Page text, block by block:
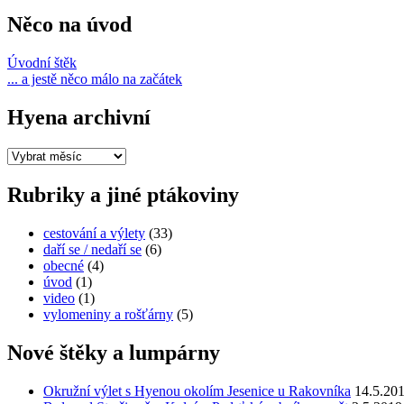
Něco na úvod
Úvodní štěk
... a jestě něco málo na začátek
Hyena archivní
Hyena
Rubriky a jiné ptákoviny
cestování a výlety (33)
daří se / nedaří se (6)
obecné (4)
úvod (1)
video (1)
vylomeniny a rošťárny (5)
Nové štěky a lumpárny
Okružní výlet s Hyenou okolím Jesenice u Rakovníka